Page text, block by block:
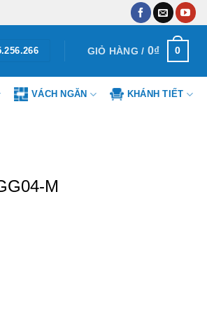
GIỎ HÀNG / 0₫ 0
VÁCH NGĂN KHÁNH TIẾT
M